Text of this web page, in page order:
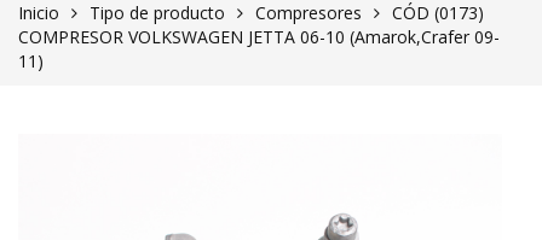
Inicio Tipo de producto Compresores
CÓD (0173)
COMPRESOR VOLKSWAGEN JETTA 06-10 (Amarok,Crafer 09-
11)